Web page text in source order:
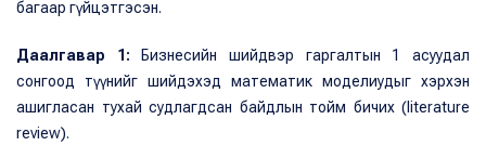
багаар гүйцэтгэсэн.
Даалгавар 1:
Бизнесийн шийдвэр гаргалтын 1 асуудал
сонгоод түүнийг шийдэхэд математик моделиудыг хэрхэн
ашигласан тухай судлагдсан байдлын тойм бичих (literature
review).